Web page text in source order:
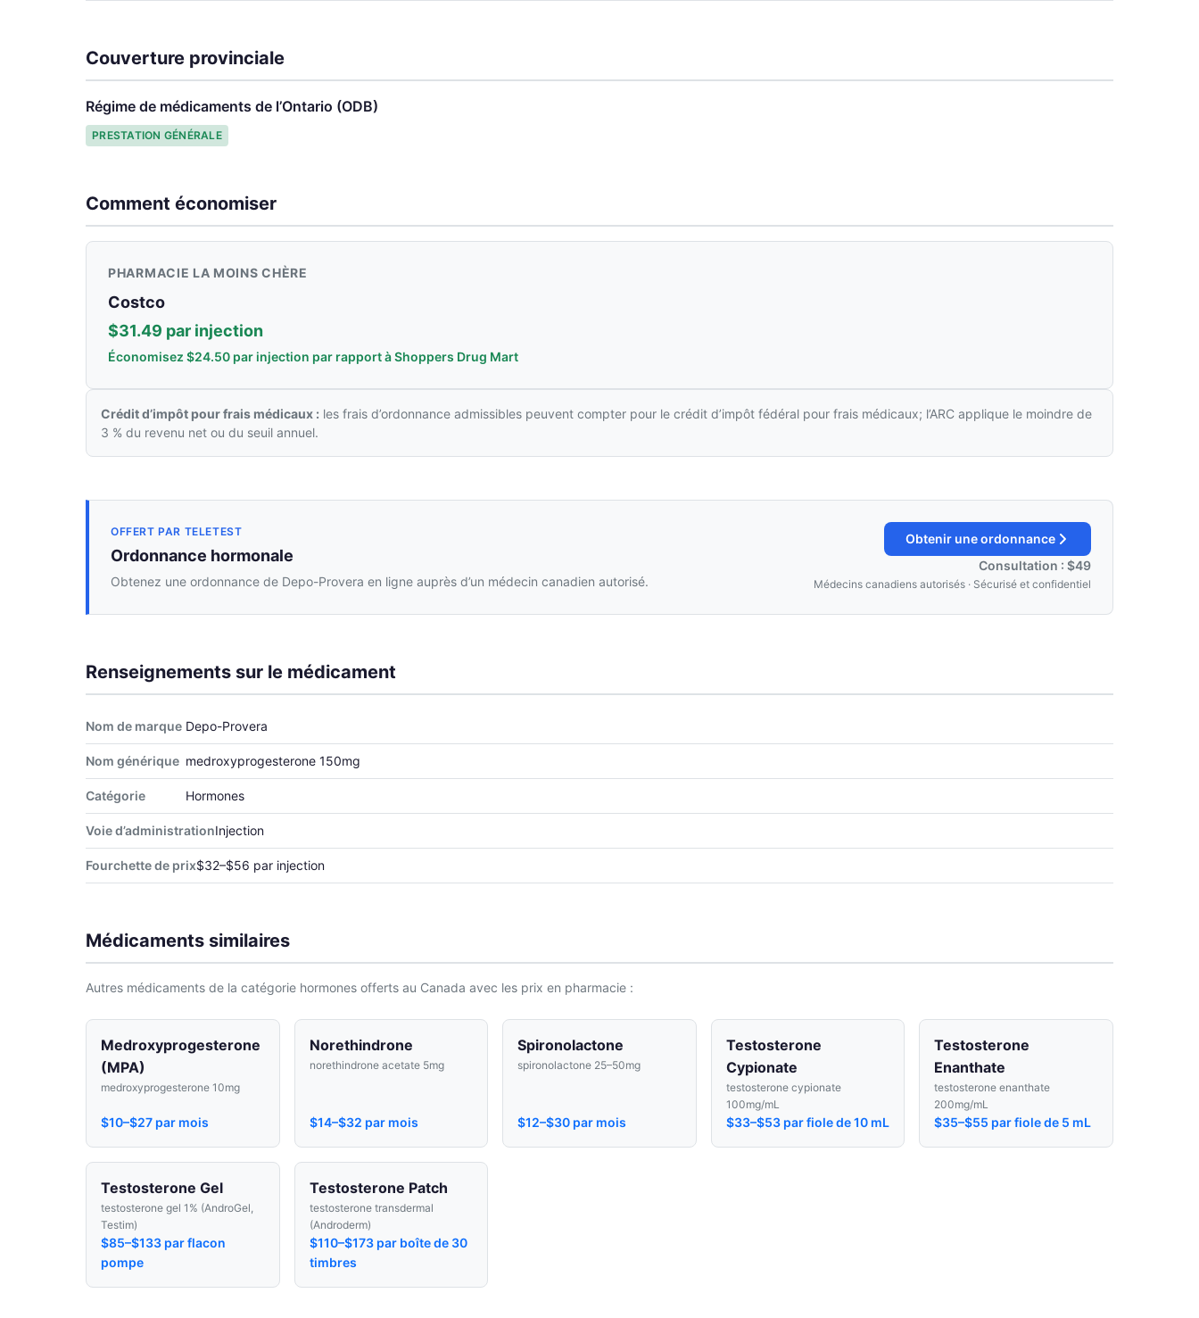
Couverture provinciale
Régime de médicaments de l’Ontario (ODB)
PRESTATION GÉNÉRALE
Comment économiser
PHARMACIE LA MOINS CHÈRE
Costco
$31.49 par injection
Économisez $24.50 par injection par rapport à Shoppers Drug Mart
Crédit d’impôt pour frais médicaux : les frais d’ordonnance admissibles peuvent compter pour le crédit d’impôt fédéral pour frais médicaux; l’ARC applique le moindre de
3 % du revenu net ou du seuil annuel.
OFFERT PAR TELETEST
Ordonnance hormonale
Obtenez une ordonnance de Depo-Provera en ligne auprès d’un médecin canadien autorisé.
Obtenir une ordonnance
Consultation : $49
Médecins canadiens autorisés · Sécurisé et confidentiel
Renseignements sur le médicament
Nom de marque Depo-Provera
Nom générique medroxyprogesterone 150mg
Catégorie Hormones
Voie d’administrationInjection
Fourchette de prix$32–$56 par injection
Médicaments similaires
Autres médicaments de la catégorie hormones offerts au Canada avec les prix en pharmacie :
Medroxyprogesterone
(MPA)
medroxyprogesterone 10mg
$10–$27 par mois
Norethindrone
norethindrone acetate 5mg
$14–$32 par mois
Spironolactone
spironolactone 25–50mg
$12–$30 par mois
Testosterone
Cypionate
testosterone cypionate
100mg/mL
$33–$53 par fiole de 10 mL
Testosterone
Enanthate
testosterone enanthate
200mg/mL
$35–$55 par fiole de 5 mL
Testosterone Gel
testosterone gel 1% (AndroGel,
Testim)
$85–$133 par flacon
pompe
Testosterone Patch
testosterone transdermal
(Androderm)
$110–$173 par boîte de 30
timbres